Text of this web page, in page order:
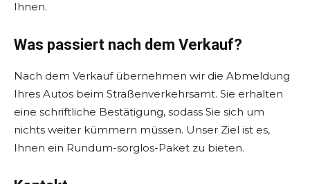
Ihnen.
Was passiert nach dem Verkauf?
Nach dem Verkauf übernehmen wir die Abmeldung
Ihres Autos beim Straßenverkehrsamt. Sie erhalten
eine schriftliche Bestätigung, sodass Sie sich um
nichts weiter kümmern müssen. Unser Ziel ist es,
Ihnen ein Rundum-sorglos-Paket zu bieten.